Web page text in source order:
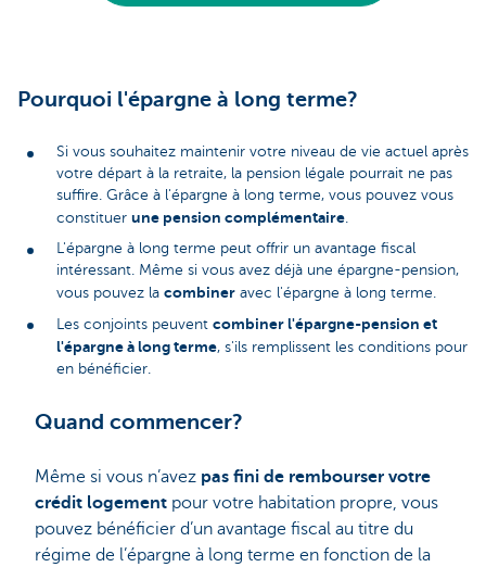
Pourquoi l'épargne à long terme?
Si vous souhaitez maintenir votre niveau de vie actuel après
votre départ à la retraite, la pension légale pourrait ne pas
suffire. Grâce à l'épargne à long terme, vous pouvez vous
constituer une pension complémentaire.
L'épargne à long terme peut offrir un avantage fiscal
intéressant. Même si vous avez déjà une épargne-pension,
vous pouvez la combiner avec l'épargne à long terme.
Les conjoints peuvent combiner l'épargne-pension et
l'épargne à long terme, s'ils remplissent les conditions pour
en bénéficier.
Quand commencer?
Même si vous n’avez pas fini de rembourser votre
crédit logement pour votre habitation propre, vous
pouvez bénéficier d’un avantage fiscal au titre du
régime de l’épargne à long terme en fonction de la